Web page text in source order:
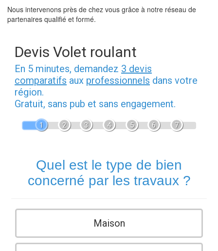
Nous intervenons près de chez vous grâce à notre réseau de
partenaires qualifié et formé.
Devis Volet roulant
En 5 minutes, demandez 3 devis
comparatifs aux professionnels dans votre
région.
Gratuit, sans pub et sans engagement.
1 2 3 4 5 6 7
Quel est le type de bien
concerné par les travaux ?
Maison